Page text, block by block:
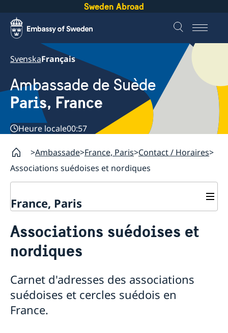
Sweden Abroad
SvenskaFrançais
Ambassade de Suède
Paris, France
Heure locale00:57
Ambassade France, Paris Contact / Horaires
Associations suédoises et nordiques
France, Paris
À propos de la Suède
Contact / Horaires
Institutions suédoises
Associations suédoises et nordiques
Eglises et écoles
Contacts Presse à l'Ambassade
La France en Suède
Associations suédoises et
nordiques
Carnet d'adresses des associations
suédoises et cercles suédois en
France.